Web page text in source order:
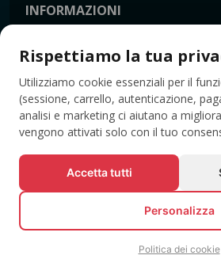
INFORMAZIONI
TAG
© Tutti i diritti riservati
Rispettiamo la tua
Utilizziamo cookie essenziali per il
(sessione, carrello, autenticazione,
analisi e marketing ci aiutano a
vengono attivati solo con il tuo
Accetta tutti
Personalizza
Politica dei cookie